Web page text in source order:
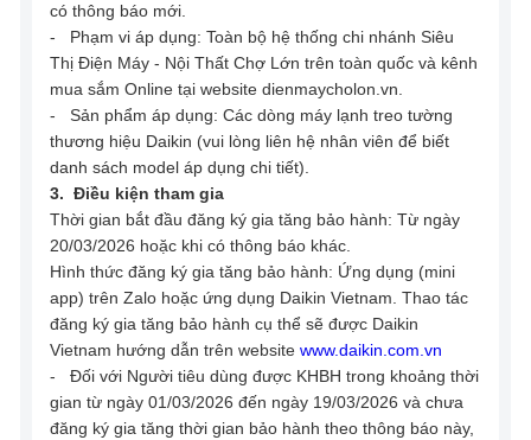
có thông báo mới.
- Phạm vi áp dụng: Toàn bộ hệ thống chi nhánh Siêu
Thị Điện Máy - Nội Thất Chợ Lớn trên toàn quốc và kênh
mua sắm Online tại website dienmaycholon.vn.
- Sản phẩm áp dụng: Các dòng máy lạnh treo tường
thương hiệu Daikin (vui lòng liên hệ nhân viên để biết
danh sách model áp dụng chi tiết).
3. Điều kiện tham gia
Thời gian bắt đầu đăng ký gia tăng bảo hành: Từ ngày
20/03/2026 hoặc khi có thông báo khác.
Hình thức đăng ký gia tăng bảo hành: Ứng dụng (mini
app) trên Zalo hoặc ứng dụng Daikin Vietnam. Thao tác
đăng ký gia tăng bảo hành cụ thể sẽ được Daikin
Vietnam hướng dẫn trên website www.daikin.com.vn
- Đối với Người tiêu dùng được KHBH trong khoảng thời
gian từ ngày 01/03/2026 đến ngày 19/03/2026 và chưa
đăng ký gia tăng thời gian bảo hành theo thông báo này,